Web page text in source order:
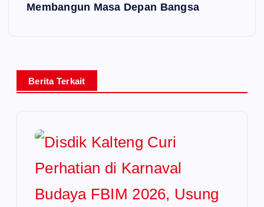
Membangun Masa Depan Bangsa
Berita Terkait